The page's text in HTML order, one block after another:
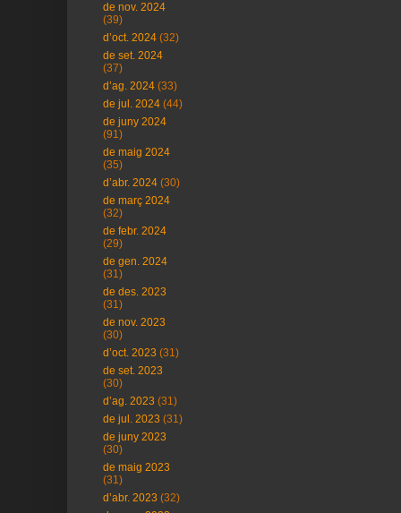
de nov. 2024
(39)
d’oct. 2024 (32)
de set. 2024
(37)
d’ag. 2024 (33)
de jul. 2024 (44)
de juny 2024
(91)
de maig 2024
(35)
d’abr. 2024 (30)
de març 2024
(32)
de febr. 2024
(29)
de gen. 2024
(31)
de des. 2023
(31)
de nov. 2023
(30)
d’oct. 2023 (31)
de set. 2023
(30)
d’ag. 2023 (31)
de jul. 2023 (31)
de juny 2023
(30)
de maig 2023
(31)
d’abr. 2023 (32)